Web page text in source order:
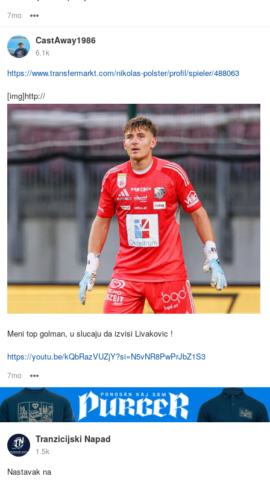
7mo
CastAway1986
6.1k
https://www.transfermarkt.com/nikolas-polster/profil/spieler/488063
[img]http://
Meni top golman, u slucaju da izvisi Livakovic !
https://youtu.be/kQbRazVUZjY?si=N5vNR8PwPrJbZ1S3
7mo
Tranzicijski Napad
1.5k
Nastavak na